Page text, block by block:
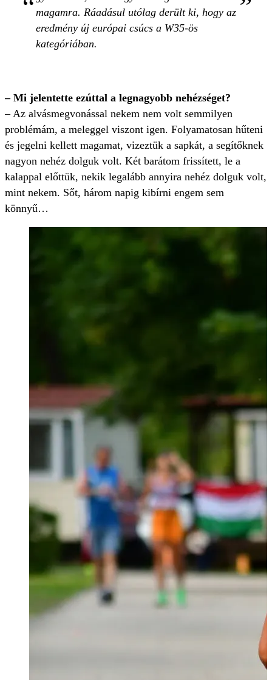
magamra. Ráadásul utólag derült ki, hogy az
eredmény új európai csúcs a W35-ös
kategóriában.
– Mi jelentette ezúttal a legnagyobb nehézséget?
– Az alvásmegvonással nekem nem volt semmilyen
problémám, a meleggel viszont igen. Folyamatosan hűteni
és jegelni kellett magamat, vizeztük a sapkát, a segítőknek
nagyon nehéz dolguk volt. Két barátom frissített, le a
kalappal előttük, nekik legalább annyira nehéz dolguk volt,
mint nekem. Sőt, három napig kibírni engem sem
könnyű…